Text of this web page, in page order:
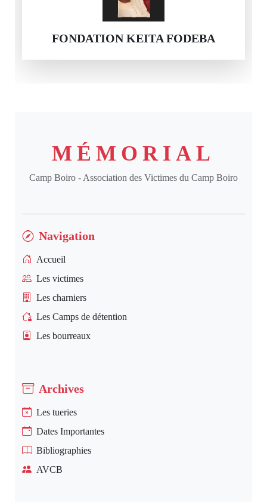
FONDATION KEITA FODEBA
MÉMORIAL
Camp Boiro - Association des Victimes du Camp Boiro
Navigation
Accueil
Les victimes
Les charniers
Les Camps de détention
Les bourreaux
Archives
Les tueries
Dates Importantes
Bibliographies
AVCB